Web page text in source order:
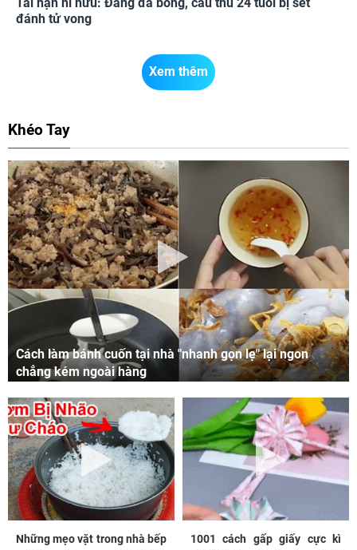
đánh tử vong
Xem thêm
Khéo Tay
Cách làm bánh cuốn tại nhà "nhanh gọn lẹ" lại ngon
chẳng kém ngoài hàng
Những mẹo vặt trong nhà bếp
1001 cách gấp giấy cực kì